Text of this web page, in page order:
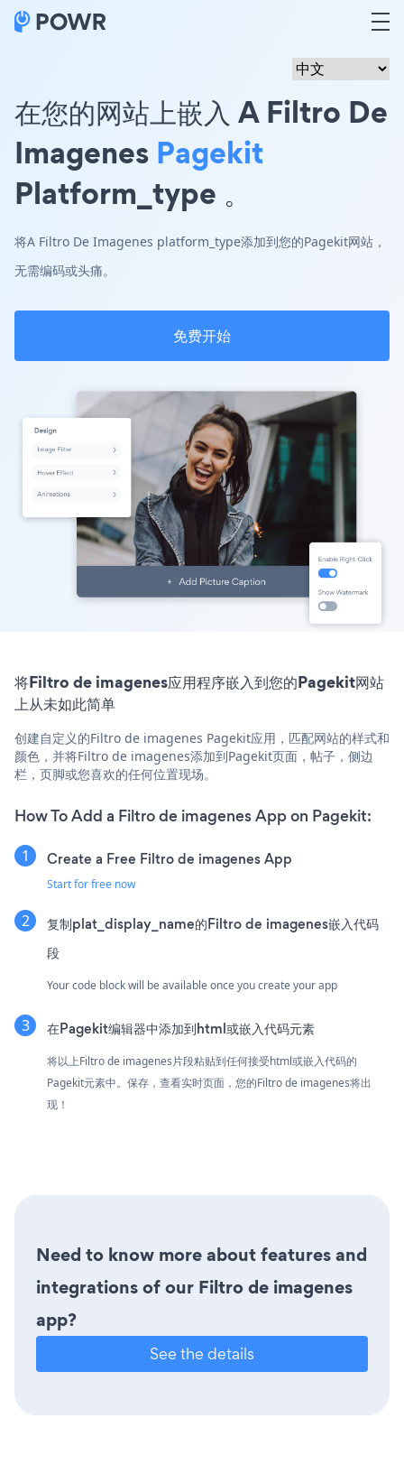
在您的网站上嵌入 A Filtro De
Imagenes Pagekit
Platform_type 。
将A Filtro De Imagenes platform_type添加到您的Pagekit网站，
无需编码或头痛。
免费开始
将Filtro de imagenes应用程序嵌入到您的Pagekit网站
上从未如此简单
创建自定义的Filtro de imagenes Pagekit应用，匹配网站的样式和
颜色，并将Filtro de imagenes添加到Pagekit页面，帖子，侧边
栏，页脚或您喜欢的任何位置现场。
How To Add a Filtro de imagenes App on Pagekit:
Create a Free Filtro de imagenes App
Start for free now
复制plat_display_name的Filtro de imagenes嵌入代码
段
Your code block will be available once you create your app
在Pagekit编辑器中添加到html或嵌入代码元素
将以上Filtro de imagenes片段粘贴到任何接受html或嵌入代码的
Pagekit元素中。保存，查看实时页面，您的Filtro de imagenes将出
现！
Need to know more about features and
integrations of our Filtro de imagenes
app?
See the details